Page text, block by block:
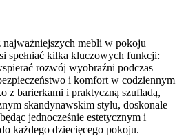
najważniejszych mebli w pokoju
spełniać kilka kluczowych funkcji:
rozwój wyobraźni podczas
i komfort w codziennym
z barierkami i praktyczną szufladą,
skandynawskim stylu, doskonale
jednocześnie estetycznym i
każdego dziecięcego pokoju.